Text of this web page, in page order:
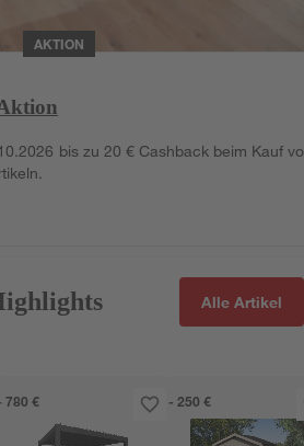
AKTION
bis zu 20 € Cashback beim Kauf
Alle Artikel
780 € - 250 €